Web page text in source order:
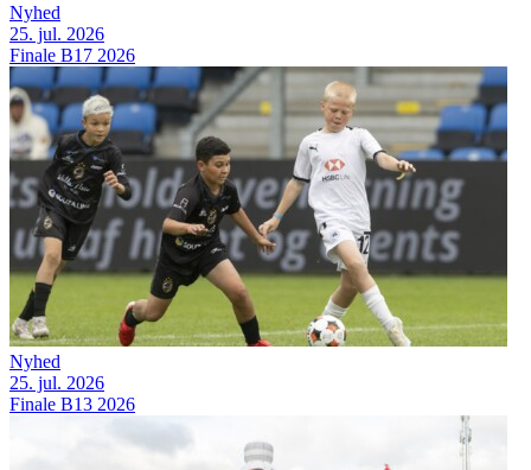
Nyhed
25. jul. 2026
Finale B17 2026
Nyhed
25. jul. 2026
Finale B13 2026